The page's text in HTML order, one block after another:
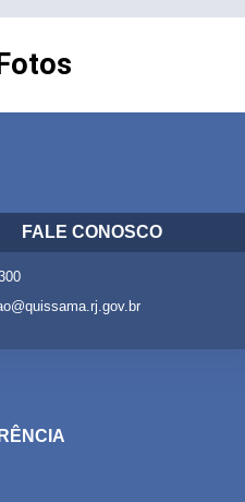
FALE CONOSCO